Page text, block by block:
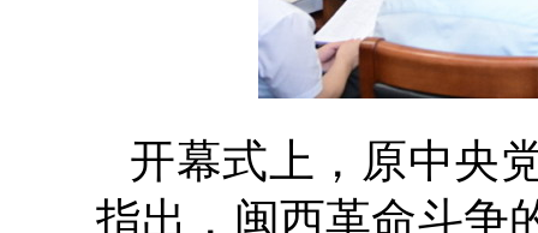
开幕式上，原中央
指出，闽西革命斗争